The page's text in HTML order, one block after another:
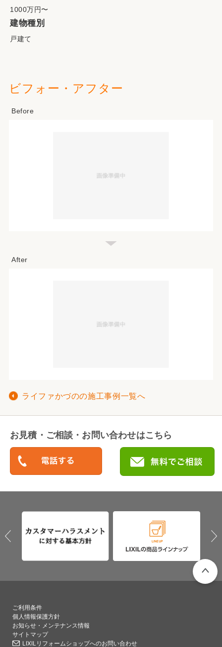
1000万円〜
建物種別
戸建て
ビフォー・アフター
ライファかづのの施工事例一覧へ
お見積・ご相談・お問い合わせはこちら
ご利用条件
個人情報保護方針
お知らせ・メンテナンス情報
サイトマップ
LIXILリフォームショップへのお問い合わせ